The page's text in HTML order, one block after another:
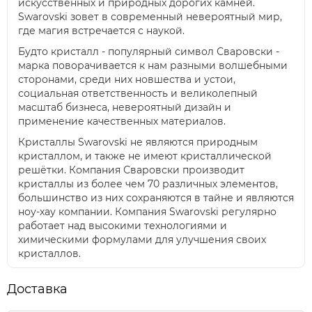
искусственных и природных дорогих камней.
Swarovski зовет в современный невероятный мир,
где магия встречается с наукой.
Будто кристалл - популярный символ Сваровски -
марка поворачивается к нам разными волшебными
сторонами, среди них новшества и устои,
социальная ответственность и великолепный
масштаб бизнеса, невероятный дизайн и
применение качественных материалов.
Кристаллы Swarovski не являются природным
кристаллом, и также не имеют кристаллической
решётки. Компания Сваровски производит
кристаллы из более чем 70 различных элементов,
большинство из них сохраняются в тайне и являются
ноу-хау компании. Компания Swarovski регулярно
работает над высокими технологиями и
химическими формулами для улучшения своих
кристаллов.
Доставка